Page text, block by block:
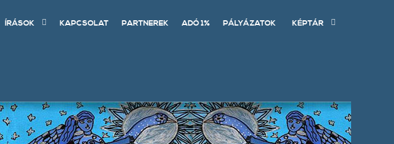
ÍRÁSOK KAPCSOLAT PARTNEREK ADÓ 1% PÁLYÁZATOK KÉPTÁR